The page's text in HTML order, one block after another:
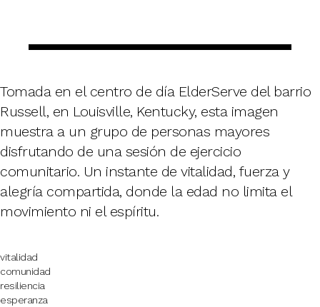
Tomada en el centro de día ElderServe del barrio
Russell, en Louisville, Kentucky, esta imagen
muestra a un grupo de personas mayores
disfrutando de una sesión de ejercicio
comunitario. Un instante de vitalidad, fuerza y
alegría compartida, donde la edad no limita el
movimiento ni el espíritu.
vitalidad
comunidad
resiliencia
esperanza